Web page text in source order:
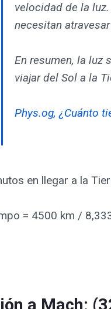
velocidad de la
necesitan
En resumen, la luz
viajar del Sol a la
Phys.og, ¿Cuánto
en llegar a la
= 4500 km /
a Mach: